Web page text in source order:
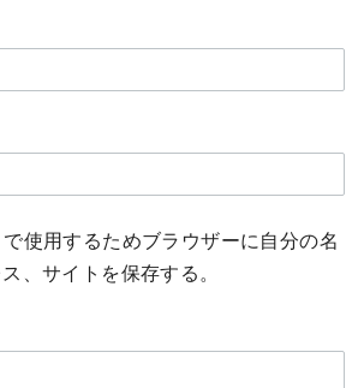
使用するためブラウザーに自分の名
、サイトを保存する。